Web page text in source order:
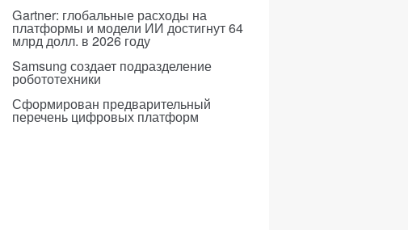
Gartner: глобальные расходы на
платформы и модели ИИ достигнут 64
млрд долл. в 2026 году
Samsung создает подразделение
робототехники
Сформирован предварительный
перечень цифровых платформ